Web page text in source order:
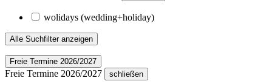
wolidays (wedding+holiday)
Alle Suchfilter anzeigen
Freie Termine 2026/2027
Freie Termine 2026/2027 schließen